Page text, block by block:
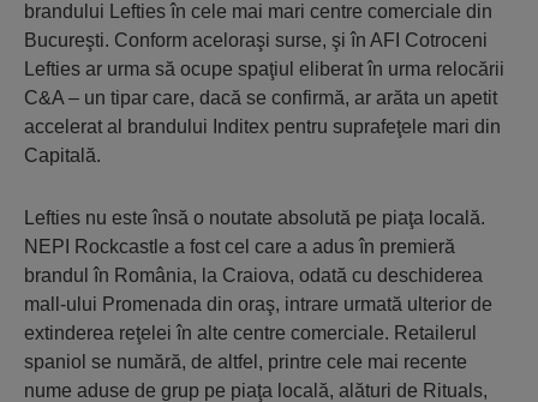
brandului Lefties în cele mai mari centre comerciale din
Bucureşti. Conform aceloraşi surse, şi în AFI Cotroceni
Lefties ar urma să ocupe spaţiul eliberat în urma relocării
C&A – un tipar care, dacă se confirmă, ar arăta un apetit
accelerat al brandului Inditex pentru suprafeţele mari din
Capitală.
Lefties nu este însă o noutate absolută pe piaţa locală.
NEPI Rockcastle a fost cel care a adus în premieră
brandul în România, la Craiova, odată cu deschiderea
mall-ului Promenada din oraş, intrare urmată ulterior de
extinderea reţelei în alte centre comerciale. Retailerul
spaniol se numără, de altfel, printre cele mai recente
nume aduse de grup pe piaţa locală, alături de Rituals,